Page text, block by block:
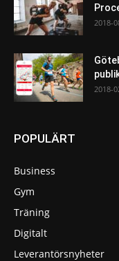
2018-
2018-
POPULÄRT
Business
Gym
Träning
Digitalt
Leverantörsnyheter